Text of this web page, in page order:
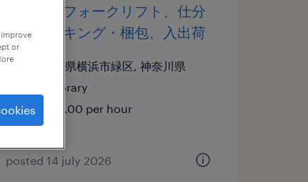
その他のフォークリフト、仕分
け・ピッキング・梱包、入出荷
神奈川県横浜市緑区, 神奈川県
temporary
¥1500.00 per hour
posted 14 july 2026
or